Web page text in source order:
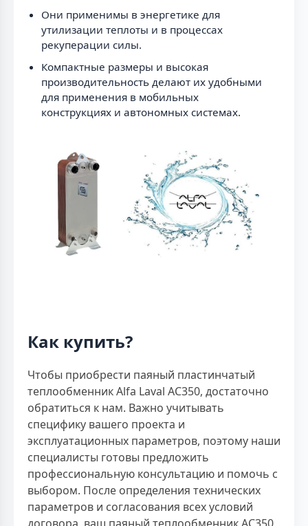
Они применимы в энергетике для
утилизации теплоты и в процессах
рекуперации силы.
Компактные размеры и высокая
производительность делают их удобными
для применения в мобильных
конструкциях и автономных системах.
Как купить?
Чтобы приобрести паяный пластинчатый
теплообменник Alfa Laval AC350, достаточно
обратиться к нам. Важно учитывать
специфику вашего проекта и
эксплуатационных параметров, поэтому наши
специалисты готовы предложить
профессиональную консультацию и помочь с
выбором. После определения технических
параметров и согласования всех условий